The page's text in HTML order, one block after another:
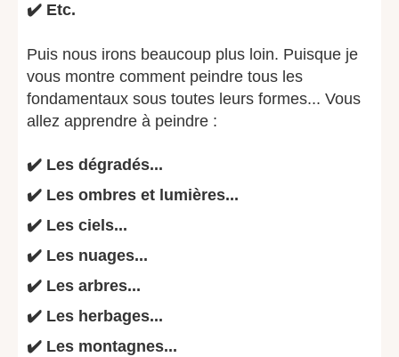
✔️ Etc.
Puis nous irons beaucoup plus loin. Puisque je
vous montre comment peindre tous les
fondamentaux sous toutes leurs formes... Vous
allez apprendre à peindre :
✔️ Les dégradés...
✔️ Les ombres et lumières...
✔️ Les ciels...
✔️ Les nuages...
✔️ Les arbres...
✔️ Les herbages...
✔️ Les montagnes...